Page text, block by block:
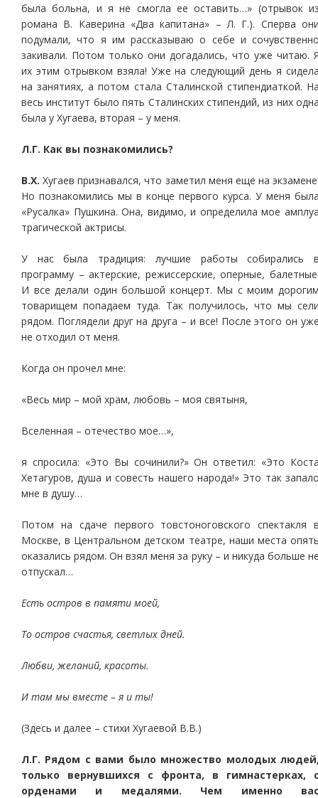
была больна, и я не смогла ее оставить…» (отрывок
романа В. Каверина «Два капитана» – Л. Г.). Сперва
подумали, что я им рассказываю о себе и
закивали. Потом только они догадались, что уже читаю.
их этим отрывком взяла! Уже на следующий день я
на занятиях, а потом стала Сталинской стипендиаткой.
весь институт было пять Сталинских стипендий, из них
была у Хугаева, вторая – у меня.
Л.Г. Как вы познакомились?
В.Х. Хугаев признавался, что заметил меня еще на
Но познакомились мы в конце первого курса. У меня
«Русалка» Пушкина. Она, видимо, и определила мое
трагической актрисы.
У нас была традиция: лучшие работы собирались
программу – актерские, режиссерские, оперные,
И все делали один большой концерт. Мы с моим
товарищем попадаем туда. Так получилось, что мы
рядом. Поглядели друг на друга – и все! После этого он
не отходил от меня.
Когда он прочел мне:
«Весь мир – мой храм, любовь – моя святыня,
Вселенная – отечество мое…»,
я спросила: «Это Вы сочинили?» Он ответил: «Это
Хетагуров, душа и совесть нашего народа!» Это так
мне в душу…
Потом на сдаче первого товстоноговского спектакля
Москве, в Центральном детском театре, наши места
оказались рядом. Он взял меня за руку – и никуда больше
отпускал…
Есть остров в памяти моей,
То остров счастья, светлых дней.
Любви, желаний, красоты.
И там мы вместе – я и ты!
(Здесь и далее – стихи Хугаевой В.В.)
Л.Г. Рядом с вами было множество молодых
только вернувшихся с фронта, в гимнастерках,
орденами и медалями. Чем именно